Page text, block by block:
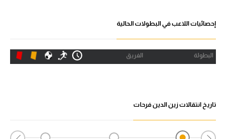
الدوري المصري
الدوري الإنجليزي الممتاز
الدوري الإيطالي
الدوري الألماني
إحصائيات اللاعب في البطولات الحالية
البطولة الفريق
تاريخ انتقالات زين الدين فرحات